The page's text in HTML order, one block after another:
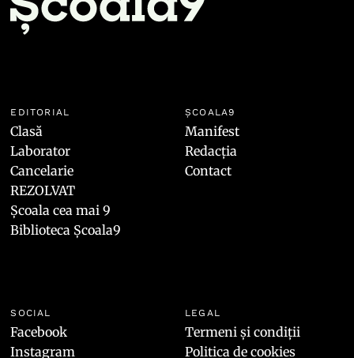
EDITORIAL
Clasă
Laborator
Cancelarie
REZOLVAT
Școala cea mai 9
Biblioteca Școala9
ȘCOALA9
Manifest
Redacția
Contact
SOCIAL
Facebook
Instagram
LEGAL
Termeni și condiții
Politica de cookies